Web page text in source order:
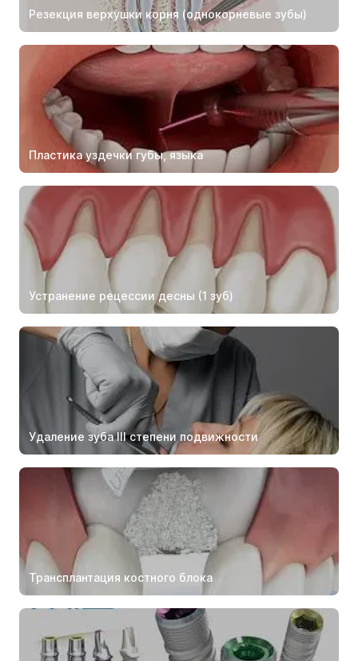
Резекция верхушки корня (однокорневые зубы)
Пластика уздечки губы, языка
Устранение рецессии десны (1 зуб)
Удаление зуба III степени подвижности
Трансплантация костного блока